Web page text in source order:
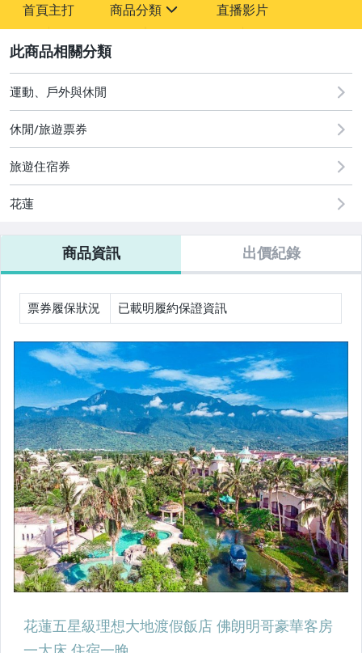
首頁主打 商品分類
即期特價
台北飯店
桃園飯店
新竹飯店
苗栗飯店
台中飯店
南投飯店
雲林飯店
嘉義飯店
台南飯店
高雄飯店
屏東飯店
直播影片
運動、戶外與休閒
休閒/旅遊票券
旅遊住宿券
花蓮
商品資訊 出價紀錄
票券履保狀況 已載明履約保證資訊